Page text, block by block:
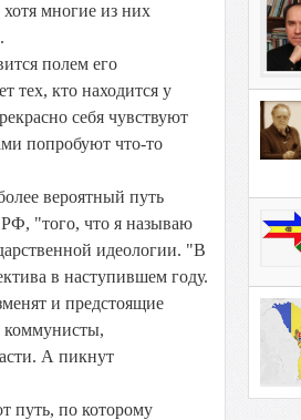
многие из них
полем его
тех, кто находится у
себя чувствуют
попробуют что-то
вероятный путь
РФ, "того, что я называю
идеологии. "В
в наступившем году.
и предстоящие
коммунисты,
А пикнут
путь, по которому